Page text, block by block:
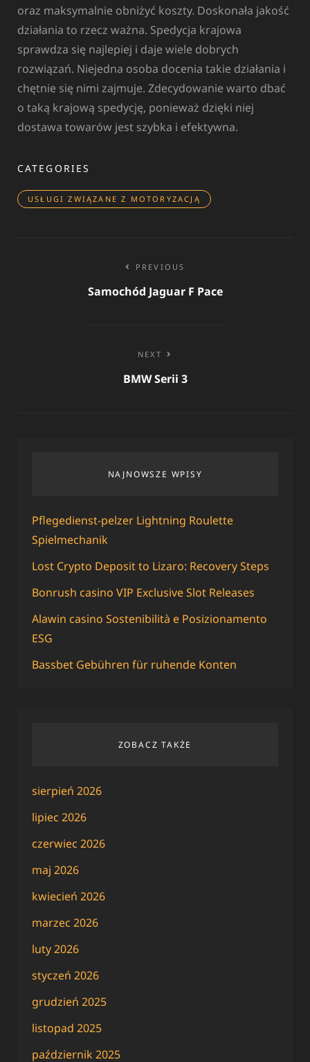
oraz maksymalnie obniżyć koszty. Doskonała jakość
działania to rzecz ważna. Spedycja krajowa
sprawdza się najlepiej i daje wiele dobrych
rozwiązań. Niejedna osoba docenia takie działania i
chętnie się nimi zajmuje. Zdecydowanie warto dbać
o taką krajową spedycję, ponieważ dzięki niej
dostawa towarów jest szybka i efektywna.
CATEGORIES
USŁUGI ZWIĄZANE Z MOTORYZACJĄ
NawigacjaPREVIOUS
Samochód Jaguar F Pace
NEXT
BMW Serii 3
NAJNOWSZE WPISY
Pflegedienst-pelzer Lightning Roulette
Spielmechanik
Lost Crypto Deposit to Lizaro: Recovery Steps
Bonrush casino VIP Exclusive Slot Releases
Alawin casino Sostenibilità e Posizionamento
ESG
Bassbet Gebühren für ruhende Konten
ZOBACZ TAKŻE
sierpień 2026
lipiec 2026
czerwiec 2026
maj 2026
kwiecień 2026
marzec 2026
luty 2026
styczeń 2026
grudzień 2025
listopad 2025
październik 2025